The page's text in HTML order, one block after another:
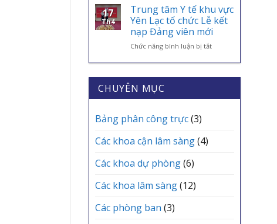
KHỎE
MỖI
GIA
ĐÌNH
TRẠM
Y
TẾ
CÁC
ÂN
NHỮNG
“CHIẾN
BINH
ÁO
THẦM
LẶNG
17
Th4
Trung tâm Y tế khu vực
Yên Lạc tổ chức Lễ kết
nạp Đảng viên mới
Chức năng bình luận bị tắtở
tâm
Y
CHUYÊN MỤC
Bảng phân công trực(3)
Các khoa cận lâm sàng(4)
Các khoa dự phòng(6)
Các khoa lâm sàng(12)
Các phòng ban (3)